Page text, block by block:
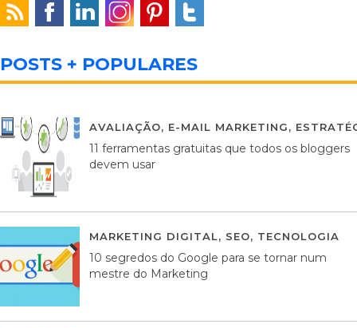
POSTS + POPULARES
AVALIAÇÃO, E-MAIL MARKETING,
11 ferramentas gratuitas que todos os bloggers
devem usar
MARKETING DIGITAL, SEO, TECNOLOGIA
10 segredos do Google para se tornar num
mestre do Marketing